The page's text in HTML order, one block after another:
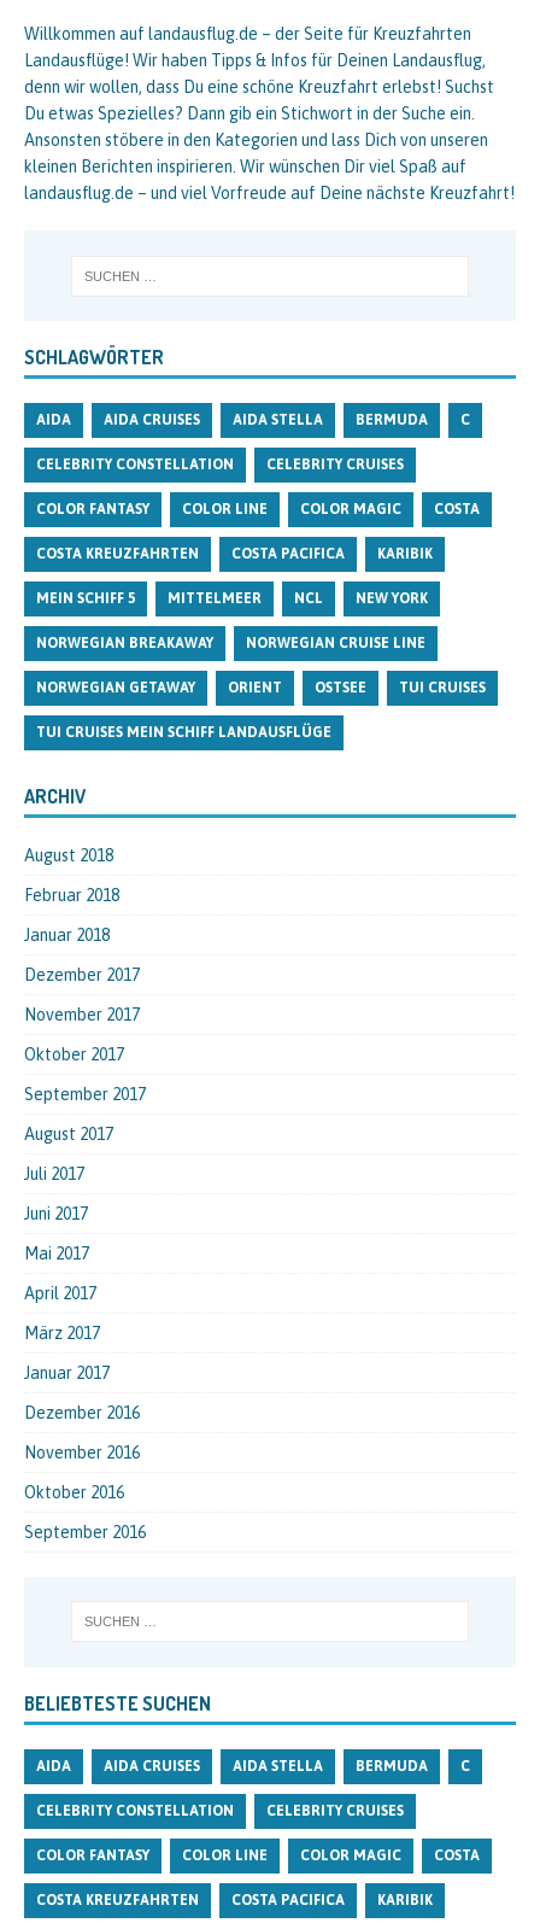
Willkommen auf landausflug.de – der Seite für Kreuzfahrten
Landausflüge! Wir haben Tipps & Infos für Deinen Landausflug,
denn wir wollen, dass Du eine schöne Kreuzfahrt erlebst! Suchst
Du etwas Spezielles? Dann gib ein Stichwort in der Suche ein.
Ansonsten stöbere in den Kategorien und lass Dich von unseren
kleinen Berichten inspirieren. Wir wünschen Dir viel Spaß auf
landausflug.de – und viel Vorfreude auf Deine nächste Kreuzfahrt!
SCHLAGWÖRTER
AIDA AIDA CRUISES AIDA STELLA BERMUDA C
CELEBRITY CONSTELLATION CELEBRITY CRUISES
COLOR FANTASY COLOR LINE COLOR MAGIC COSTA
COSTA KREUZFAHRTEN COSTA PACIFICA KARIBIK
MEIN SCHIFF 5 MITTELMEER NCL NEW YORK
NORWEGIAN BREAKAWAY NORWEGIAN CRUISE LINE
NORWEGIAN GETAWAY ORIENT OSTSEE TUI CRUISES
TUI CRUISES MEIN SCHIFF LANDAUSFLÜGE
ARCHIV
August 2018
Februar 2018
Januar 2018
Dezember 2017
November 2017
Oktober 2017
September 2017
August 2017
Juli 2017
Juni 2017
Mai 2017
April 2017
März 2017
Januar 2017
Dezember 2016
November 2016
Oktober 2016
September 2016
BELIEBTESTE SUCHEN
AIDA AIDA CRUISES AIDA STELLA BERMUDA C
CELEBRITY CONSTELLATION CELEBRITY CRUISES
COLOR FANTASY COLOR LINE COLOR MAGIC COSTA
COSTA KREUZFAHRTEN COSTA PACIFICA KARIBIK